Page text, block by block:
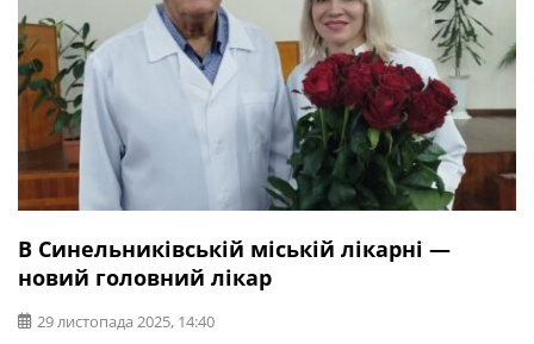
В Синельниківській міській лікарні —
новий головний лікар
29 листопада 2025, 14:40